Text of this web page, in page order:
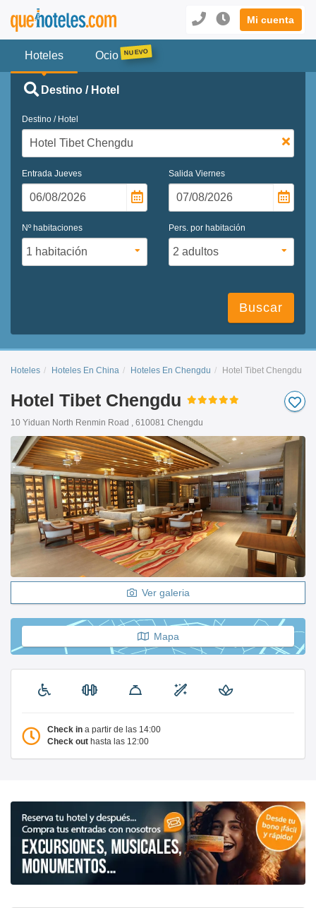
Mi cuenta
Hoteles Ocio
Destino / Hotel
Destino / Hotel
Entrada Jueves Salida Viernes
Nº habitaciones Pers. por habitación
Buscar
Hoteles Hoteles En China Hoteles En Chengdu Hotel Tibet Chengdu
Hotel Tibet Chengdu
10 Yiduan North Renmin Road , 610081 Chengdu
Ver galeria
Mapa
Check in a partir de las 14:00
Check out hasta las 12:00